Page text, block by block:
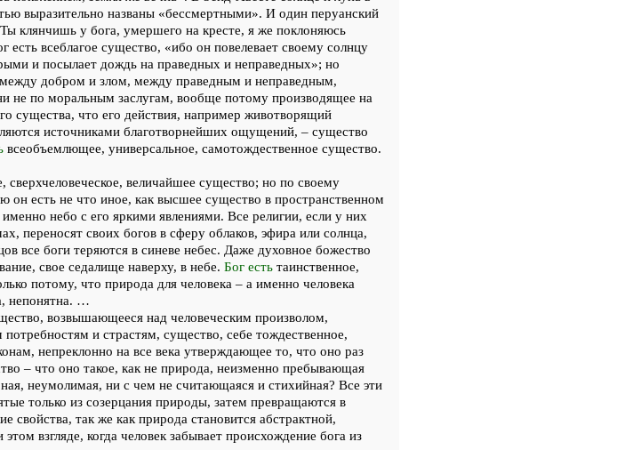
выразительно названы «бессмертными». И один перуанский
клянчишь у бога, умершего на кресте, я же поклоняюсь
всеблагое существо, «ибо он повелевает своему солнцу
и посылает дождь на праведных и неправедных»; но
добром и злом, между праведным и неправедным,
не по моральным заслугам, вообще потому производящее на
существа, что его действия, например животворящий
источниками благотворнейших ощущений, – существо
всеобъемлющее, универсальное, самотождественное существо.
сверхчеловеческое, величайшее существо; но по своему
он есть не что иное, как высшее существо в пространственном
небо с его яркими явлениями. Все религии, если у них
переносят своих богов в сферу облаков, эфира или солнца,
все боги теряются в синеве небес. Даже духовное божество
свое седалище наверху, в небе. Бог естьтаинственное,
потому, что природа для человека – а именно человека
непонятна. …
возвышающееся над человеческим произволом,
потребностям и страстям, существо, себе тождественное,
непреклонно на все века утверждающее то, что оно раз
– что оно такое, как не природа, неизменно пребывающая
неумолимая, ни с чем не считающаяся и стихийная? Все эти
только из созерцания природы, затем превращаются в
свойства, так же как природа становится абстрактной,
взгляде, когда человек забывает происхождение бога из